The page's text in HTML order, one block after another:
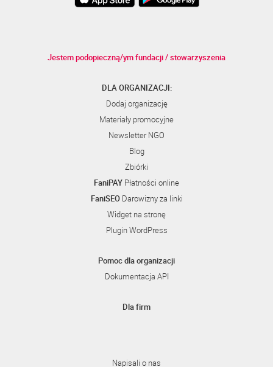
Jestem podopieczną/ym fundacji / stowarzyszenia
DLA ORGANIZACJI:
Dodaj organizację
Materiały promocyjne
Newsletter NGO
Blog
Zbiórki
FaniPAY Płatności online
FaniSEODarowizny za linki
Widget na stronę
Plugin WordPress
Pomoc dla organizacji
Dokumentacja API
Dla firm
Napisali o nas